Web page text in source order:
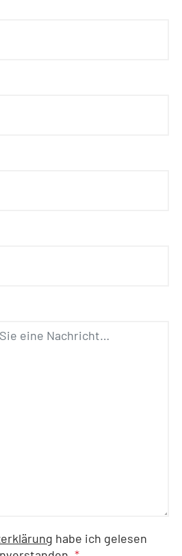
habe ich gelesen